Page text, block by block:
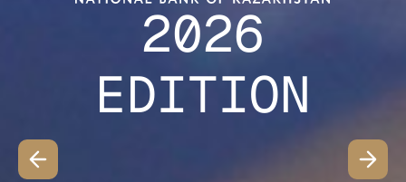
2026
EDITION